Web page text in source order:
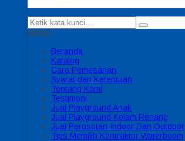
MENU
Beranda
Katalog
Cara Pemesanan
Syarat dan Ketentuan
Tentang Kami
Testimoni
Jual Playground Anak
Jual Playground Kolam Renang
Jual Perosotan Indoor Dan Outdoor
Tips Memilih Kontraktor Waterboom